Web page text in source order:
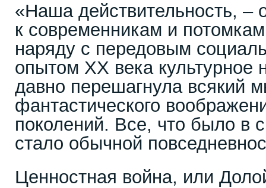
«Наша действительность, –
к современникам и
наряду с передовым
опытом XX века культурное
давно перешагнула всякий
фантастического
поколений. Все, что было в
стало обычной
Ценностная война, или